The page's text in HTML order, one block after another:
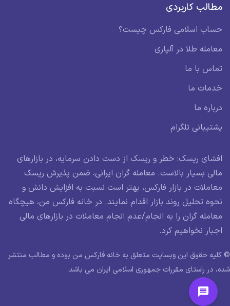
مطالب کاربردی
حساب اسلامی فارکس چیست؟
معامله طلا در آلپاری
تماس با ما
خدمات ما
درباره ما
پشتیبانی تلگرام
افشای ریسک: خطر و ریسک از دست دادن سرمایه، در بازارهای
مالی بسیار بالاست. معامله گران ایرانی، ضمن پذیرش ریسک
معاملات در بازار فارکس، بهتر است نسبت به افزایش دانش و
نحوه تحلیل روند بازار اقدام نمایند. در خانه فارکس من، هیچگاه
معامله گران را به انجام/عدم انجام معاملات در بازارهای مالی
اجبار نخواهیم کرد.
© کلیه حقوق این وبسایت متعلق به خانه فارکس من بوده و مطالب منتشر
شده، در راستای مقررات جمهوری اسلامی ایران می باشد.